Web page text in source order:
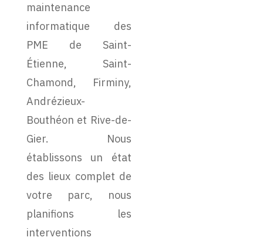
maintenance
informatique des
PME de Saint-
Étienne, Saint-
Chamond, Firminy,
Andrézieux-
Bouthéon et Rive-de-
Gier. Nous
établissons un état
des lieux complet de
votre parc, nous
planifions les
interventions